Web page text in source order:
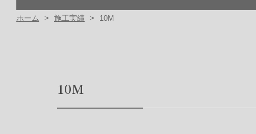
ホーム 施工実績 10M
10M